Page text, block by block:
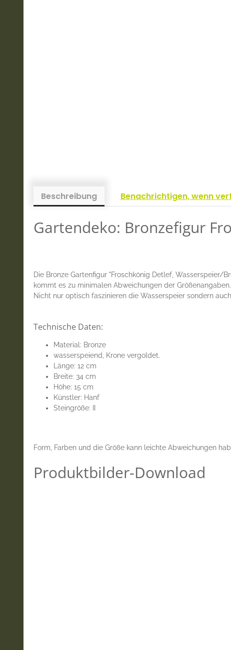
Beschreibung Benachrichtigen, wenn
Gartendeko: Bronzefigur
Die Bronze Gartenfigur "Froschkönig Detlef,
kommt es zu minimalen Abweichungen der
Nicht nur optisch faszinieren die Wasserspeier sondern
Technische Daten:
Material: Bronze
wasserspeiend, Krone vergoldet.
Länge: 12 cm
Breite: 34 cm
Höhe: 15 cm
Künstler: Hanf
Steingröße: II
Form, Farben und die Größe kann leichte Abweichungen
Produktbilder-Download